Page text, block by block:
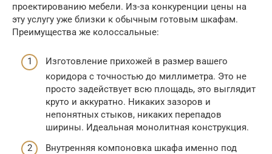
проектированию мебели. Из-за конкуренции цены на
эту услугу уже близки к обычным готовым шкафам.
Преимущества же колоссальные:
Изготовление прихожей в размер вашего
коридора с точностью до миллиметра. Это не
просто задействует всю площадь, это выглядит
круто и аккуратно. Никаких зазоров и
непонятных стыков, никаких перепадов
ширины. Идеальная монолитная конструкция.
Внутренняя компоновка шкафа именно под